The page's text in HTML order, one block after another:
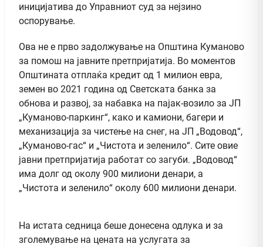
иницијатива до Управниот суд за нејзино
оспорување.
Ова не е прво задолжување на Општина Куманово
за помош на јавните претпријатија. Во моментов
Општината отплаќа кредит од 1 милион евра,
земен во 2021 година од Светската банка за
обнова и развој, за набавка на пајак-возило за ЈП
„Куманово-паркинг“, како и камиони, багери и
механизација за чистење на снег, на ЈП „Водовод“,
„Куманово-гас“ и „Чистота и зеленило“. Сите овие
јавни претпријатија работат со загуби. „Водовод“
има долг од околу 900 милиони денари, а
„Чистота и зеленило“ околу 600 милиони денари.
На истата седница беше донесена одлука и за
зголемување на цената на услугата за